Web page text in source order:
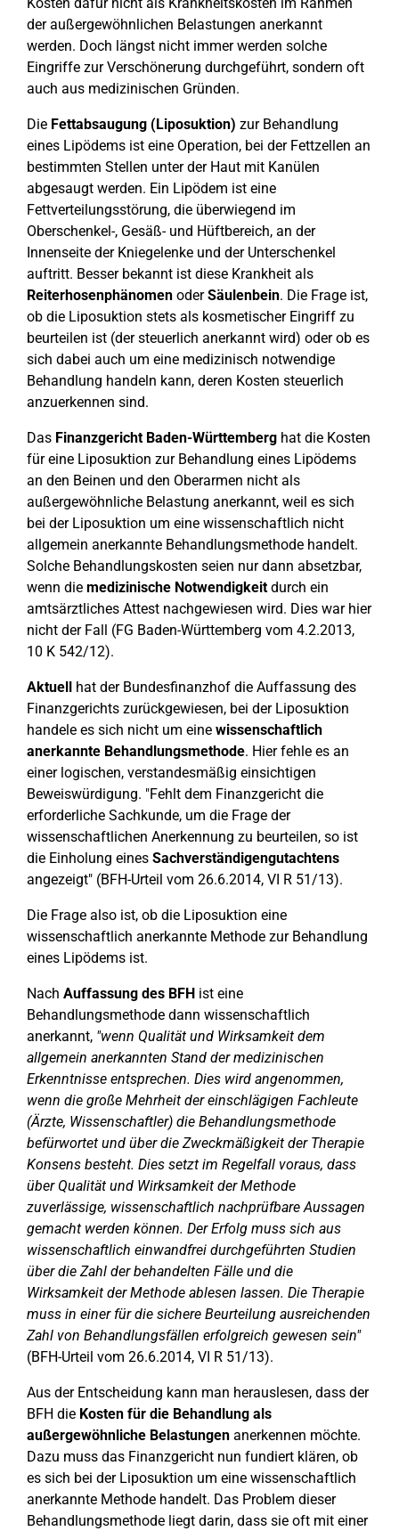
der außergewöhnlichen Belastungen anerkannt
werden. Doch längst nicht immer werden solche
Eingriffe zur Verschönerung durchgeführt, sondern oft
auch aus medizinischen Gründen.
Die Fettabsaugung (Liposuktion) zur Behandlung
eines Lipödems ist eine Operation, bei der Fettzellen an
bestimmten Stellen unter der Haut mit Kanülen
abgesaugt werden. Ein Lipödem ist eine
Fettverteilungsstörung, die überwiegend im
Oberschenkel-, Gesäß- und Hüftbereich, an der
Innenseite der Kniegelenke und der Unterschenkel
auftritt. Besser bekannt ist diese Krankheit als
Reiterhosenphänomen oderSäulenbein. Die Frage ist,
ob die Liposuktion stets als kosmetischer Eingriff zu
beurteilen ist (der steuerlich anerkannt wird) oder ob es
sich dabei auch um eine medizinisch notwendige
Behandlung handeln kann, deren Kosten steuerlich
anzuerkennen sind.
Das Finanzgericht Baden-Württemberg hat die Kosten
für eine Liposuktion zur Behandlung eines Lipödems
an den Beinen und den Oberarmen nicht als
außergewöhnliche Belastung anerkannt, weil es sich
bei der Liposuktion um eine wissenschaftlich nicht
allgemein anerkannte Behandlungsmethode handelt.
Solche Behandlungskosten seien nur dann absetzbar,
wenn die medizinische Notwendigkeitdurch ein
amtsärztliches Attest nachgewiesen wird. Dies war hier
nicht der Fall (FG Baden-Württemberg vom 4.2.2013,
10 K 542/12).
Aktuell hat der Bundesfinanzhof die Auffassung des
Finanzgerichts zurückgewiesen, bei der Liposuktion
handele es sich nicht um eine wissenschaftlich
anerkannte Behandlungsmethode. Hier fehle es an
einer logischen, verstandesmäßig einsichtigen
Beweiswürdigung. "Fehlt dem Finanzgericht die
erforderliche Sachkunde, um die Frage der
wissenschaftlichen Anerkennung zu beurteilen, so ist
die Einholung eines Sachverständigengutachtens
angezeigt" (BFH-Urteil vom 26.6.2014, VI R 51/13).
Die Frage also ist, ob die Liposuktion eine
wissenschaftlich anerkannte Methode zur Behandlung
eines Lipödems ist.
Nach Auffassung des BFH ist eine
Behandlungsmethode dann wissenschaftlich
anerkannt, "wenn Qualität und Wirksamkeit dem
allgemein anerkannten Stand der medizinischen
Erkenntnisse entsprechen. Dies wird angenommen,
wenn die große Mehrheit der einschlägigen Fachleute
(Ärzte, Wissenschaftler) die Behandlungsmethode
befürwortet und über die Zweckmäßigkeit der Therapie
Konsens besteht. Dies setzt im Regelfall voraus, dass
über Qualität und Wirksamkeit der Methode
zuverlässige, wissenschaftlich nachprüfbare Aussagen
gemacht werden können. Der Erfolg muss sich aus
wissenschaftlich einwandfrei durchgeführten Studien
über die Zahl der behandelten Fälle und die
Wirksamkeit der Methode ablesen lassen. Die Therapie
muss in einer für die sichere Beurteilung ausreichenden
Zahl von Behandlungsfällen erfolgreich gewesen sein"
(BFH-Urteil vom 26.6.2014, VI R 51/13).
Aus der Entscheidung kann man herauslesen, dass der
BFH die Kosten für die Behandlung als
außergewöhnliche Belastungen anerkennen möchte.
Dazu muss das Finanzgericht nun fundiert klären, ob
es sich bei der Liposuktion um eine wissenschaftlich
anerkannte Methode handelt. Das Problem dieser
Behandlungsmethode liegt darin, dass sie oft mit einer